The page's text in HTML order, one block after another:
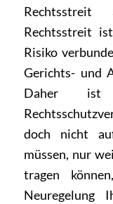
Rechtsstreit
Rechtsstreit
Risiko
Gerichts- und
Daher ist
doch nicht
müssen, nur
tragen
Neuregelung